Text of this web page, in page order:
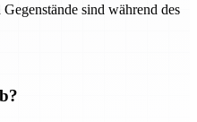
sind während des